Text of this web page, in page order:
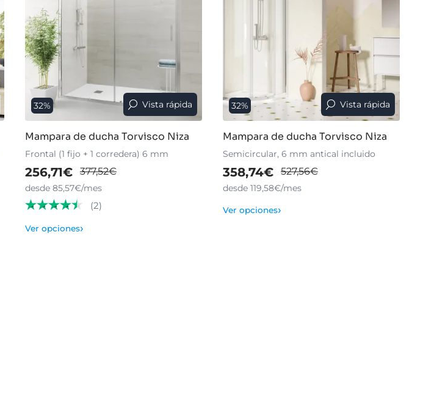
32% Vista rápida
Mampara de ducha Torvisco Niza
Frontal (1 fijo + 1 corredera) 6 mm
256,71€ 377,52€
desde 85,57€/mes
(2)
Ver opciones›
32% Vista rápida
Mampara de ducha Torvisco Niza
Semicircular, 6 mm antical incluido
358,74€ 527,56€
desde 119,58€/mes
Ver opciones›